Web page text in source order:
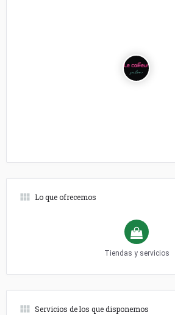
Lo que ofrecemos
Tiendas y servicios
Servicios de los que disponemos